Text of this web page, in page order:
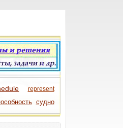
represent
судно